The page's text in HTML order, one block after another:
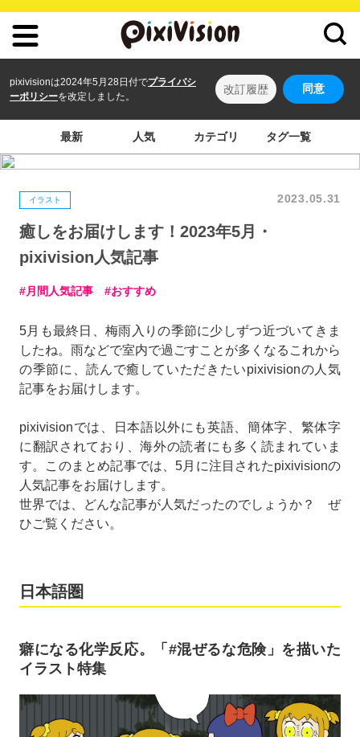
pixivisionは2024年5月28日付でプライバシ
ーポリシーを改定しました。
改訂履歴 同意
最新 人気 カテゴリ タグ一覧
イラスト 2023.05.31
癒しをお届けします！2023年5月・
pixivision人気記事
月間人気記事 おすすめ
5月も最終日、梅雨入りの季節に少しずつ近づいてきま
したね。雨などで室内で過ごすことが多くなるこれから
の季節に、読んで癒していただきたいpixivisionの人気
記事をお届けします。
pixivisionでは、日本語以外にも英語、簡体字、繁体字
に翻訳されており、海外の読者にも多く読まれていま
す。このまとめ記事では、5月に注目されたpixivisionの
人気記事をお届けします。
世界では、どんな記事が人気だったのでしょうか？ ぜ
ひご覧ください。
日本語圏
癖になる化学反応。「#混ぜるな危険」を描いた
イラスト特集